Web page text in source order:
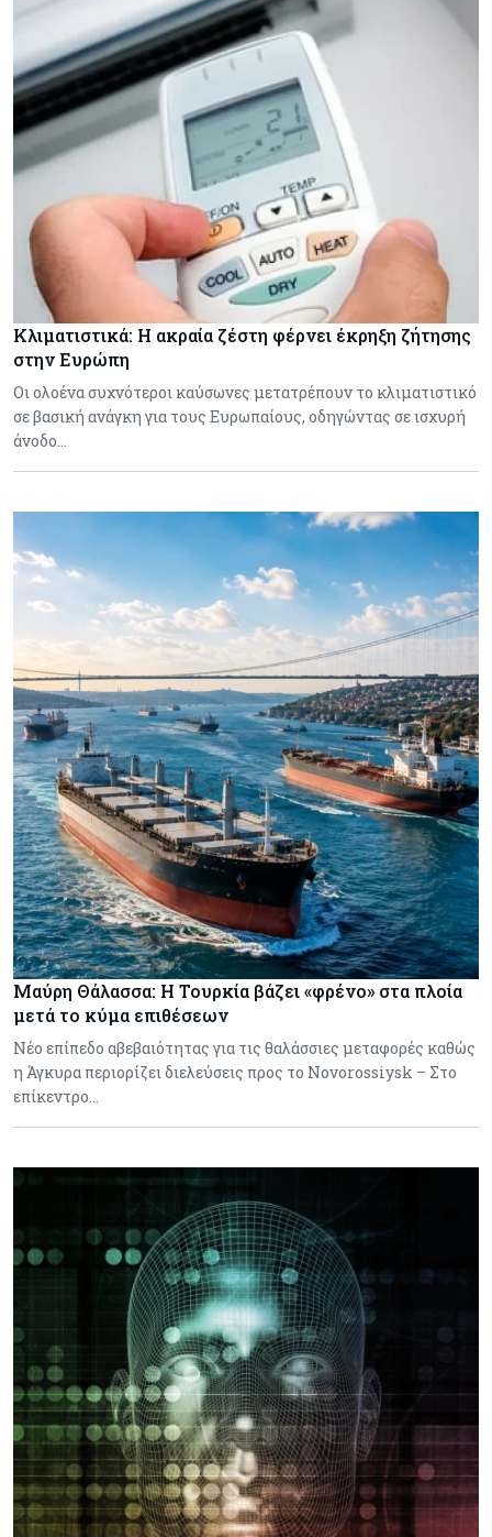
Κλιματιστικά: Η ακραία ζέστη φέρνει έκρηξη ζήτησης
στην Ευρώπη
Οι ολοένα συχνότεροι καύσωνες μετατρέπουν το κλιματιστικό
σε βασική ανάγκη για τους Ευρωπαίους, οδηγώντας σε ισχυρή
άνοδο…
Μαύρη Θάλασσα: Η Τουρκία βάζει «φρένο» στα πλοία
μετά το κύμα επιθέσεων
Νέο επίπεδο αβεβαιότητας για τις θαλάσσιες μεταφορές καθώς
η Άγκυρα περιορίζει διελεύσεις προς το Novorossiysk – Στο
επίκεντρο…